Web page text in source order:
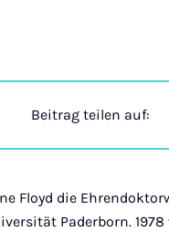
Beitrag teilen auf:
Floyd die
Paderborn. 1978